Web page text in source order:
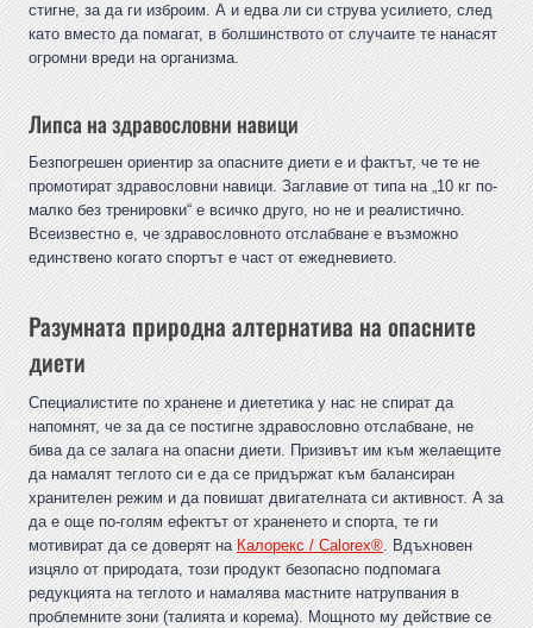
стигне, за да ги изброим. А и едва ли си струва усилието, след
като вместо да помагат, в болшинството от случаите те нанасят
огромни вреди на организма.
Липса на здравословни навици
Безпогрешен ориентир за опасните диети е и фактът, че те не
промотират здравословни навици. Заглавие от типа на „10 кг по-
малко без тренировки“ е всичко друго, но не и реалистично.
Всеизвестно е, че здравословното отслабване е възможно
единствено когато спортът е част от ежедневието.
Разумната природна алтернатива на опасните
диети
Специалистите по хранене и диететика у нас не спират да
напомнят, че за да се постигне здравословно отслабване, не
бива да се залага на опасни диети. Призивът им към желаещите
да намалят теглото си е да се придържат към балансиран
хранителен режим и да повишат двигателната си активност. А за
да е още по-голям ефектът от храненето и спорта, те ги
мотивират да се доверят на Калорекс / Calorex®. Вдъхновен
изцяло от природата, този продукт безопасно подпомага
редукцията на теглото и намалява мастните натрупвания в
проблемните зони (талията и корема). Мощното му действие се